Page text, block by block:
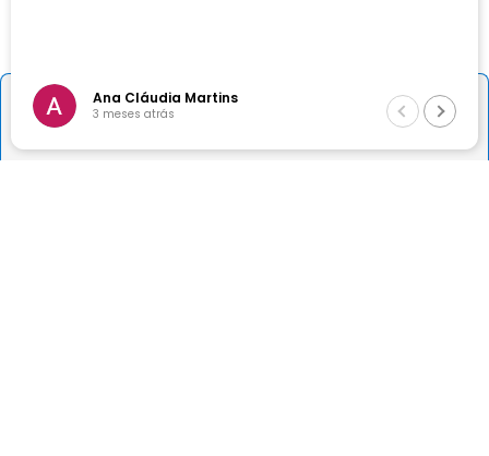
＋
－ Comprar
Sobre a Dormed
Ana Cláudia Martins
3 meses atrás